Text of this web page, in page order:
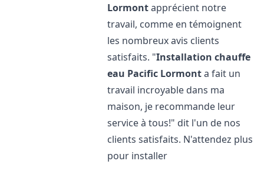
Lormontapprécient notre
travail, comme en témoignent
les nombreux avis clients
satisfaits. "Installation chauffe
eau Pacific Lormonta fait un
travail incroyable dans ma
maison, je recommande leur
service à tous!" dit l'un de nos
clients satisfaits. N'attendez plus
pour installer